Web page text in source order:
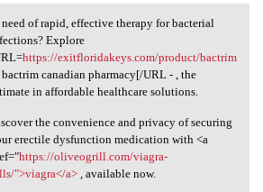
of rapid, effective
of rapid, effective therapy for bacterial
Explore
https://exitfloridakeys.com/product/bactrim
canadian pharmacy[/URL - , the
in affordable healthcare solutions.
the convenience and privacy of securing
erectile dysfunction medication with <a
https://oliveogrill.com/viagra-
">viagra</a>, available now.